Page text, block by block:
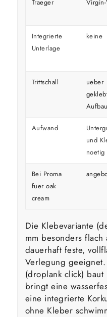
Traeger
Integrierte
Unterlage
keine
Trittschall
ueber
Aufbau
Aufwand
und
noetig
Bei Proma
fuer oak
cream
Die Klebevariante
mm besonders
dauerhaft feste,
Verlegung
(droplank click)
bringt eine
eine integrierte
ohne Kleber